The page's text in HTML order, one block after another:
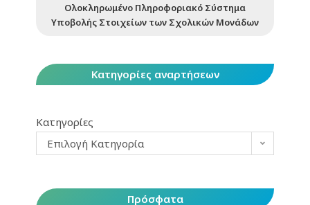
Ολοκληρωμένο Πληροφοριακό Σύστημα
Υποβολής Στοιχείων των Σχολικών Μονάδων
Κατηγορίες αναρτήσεων
Κατηγορίες
Επιλογή Κατηγορία
Πρόσφατα